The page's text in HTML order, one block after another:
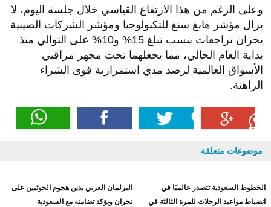
وعلى الرغم من هذا الارتفاع القياسي خلال جلسة اليوم، لا
يزال مؤشر هانغ سنغ للتكنولوجيا ومؤشر الشركات الصينية
يجران تراجعات بنسب تبلغ 15% و10% على التوالي منذ
بداية العام الحالي، مما يجعلهما تحت مجهر مراقبي
الأسواق العالمية لرصد مدي استمرارية قوى الشراء
الراهنة.
موضوعات متعلقة
الخطوط السعودية تتصدر عالميًا في
انضباط مواعيد الرحلات للمرة الثالثة في
البرلمان العربي يدين هجوم الحوثيين على
نجران ويؤكد تضامنه مع السعودية